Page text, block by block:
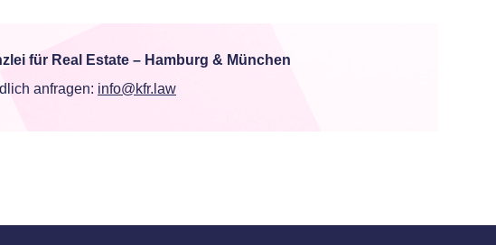
für Real Estate – Hamburg & München
anfragen: info@kfr.law